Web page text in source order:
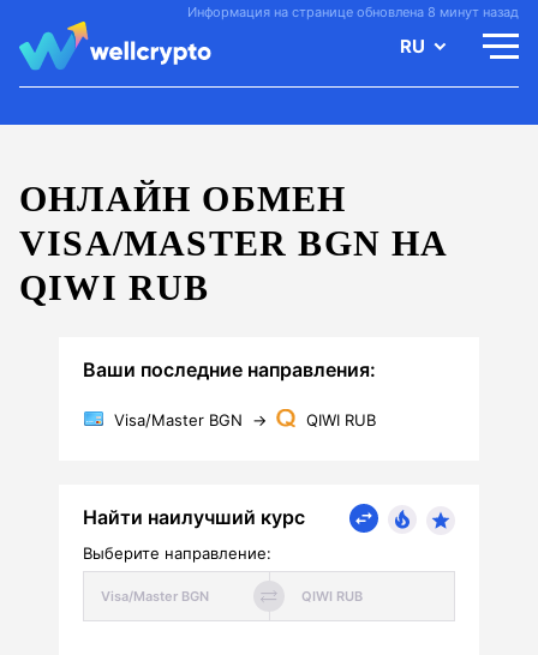
Информация на странице обновлена 8 минут назад
RU
ОНЛАЙН ОБМЕН
VISA/MASTER BGN НА
QIWI RUB
Ваши последние направления:
Visa/Master BGN → QIWI RUB
Найти наилучший курс
Выберите направление: